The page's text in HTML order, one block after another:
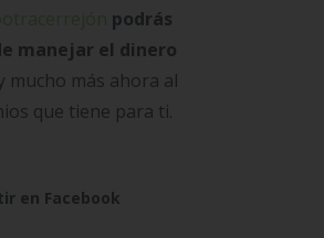
podrás
manejar el dinero
mucho más ahora al
que tiene para ti.
en Facebook